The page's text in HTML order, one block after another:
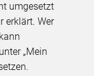
umgesetzt
erklärt. Wer
unter „Mein